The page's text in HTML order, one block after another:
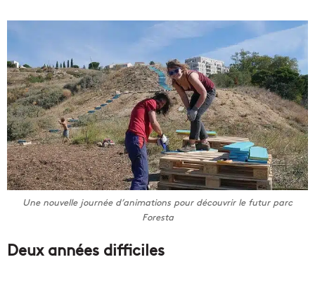
Une nouvelle journée d’animations pour découvrir le futur parc
Foresta
Deux années difficiles